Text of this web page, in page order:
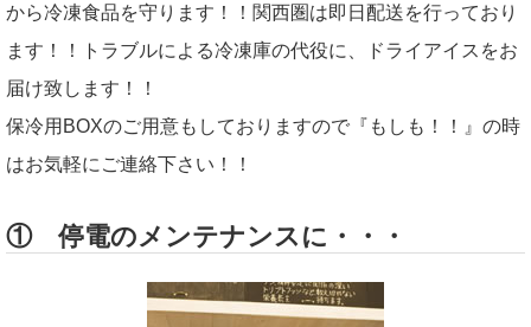
から冷凍食品を守ります！！関西圏は即日配送を行っており
ます！！トラブルによる冷凍庫の代役に、ドライアイスをお
届け致します！！
保冷用BOXのご用意もしておりますので『もしも！！』の時
はお気軽にご連絡下さい！！
① 停電のメンテナンスに・・・